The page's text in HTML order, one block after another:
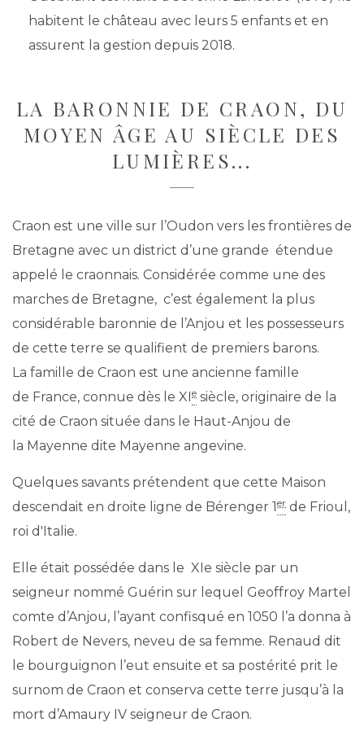
habitent le château avec leurs 5 enfants et en
assurent la gestion depuis 2018.
LA BARONNIE DE CRAON, DU
MOYEN ÂGE AU SIÈCLE DES
LUMIÈRES...
Craon est une ville sur l’Oudon vers les frontières de
Bretagne avec un district d’une grande étendue
appelé le craonnais. Considérée comme une des
marches de Bretagne, c’est également la plus
considérable baronnie de l’Anjou et les possesseurs
de cette terre se qualifient de premiers barons.
La famille de Craon est une ancienne famille
de France, connue dès le XIe siècle, originaire de la
cité de Craon située dans le Haut-Anjou de
la Mayenne dite Mayenne angevine.
Quelques savants prétendent que cette Maison
descendait en droite ligne de Bérenger 1er de Frioul,
roi d'Italie.
Elle était possédée dans le XIe siècle par un
seigneur nommé Guérin sur lequel Geoffroy Martel
comte d’Anjou, l’ayant confisqué en 1050 l’a donna à
Robert de Nevers, neveu de sa femme. Renaud dit
le bourguignon l’eut ensuite et sa postérité prit le
surnom de Craon et conserva cette terre jusqu’à la
mort d’Amaury IV seigneur de Craon.